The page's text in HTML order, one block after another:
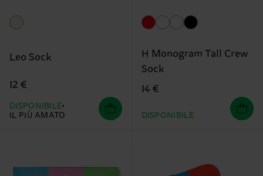
Leo Sock
12 €
DISPONIBILE
IL PIÙ AMATO
H Monogram Tall Crew
Sock
14 €
DISPONIBILE